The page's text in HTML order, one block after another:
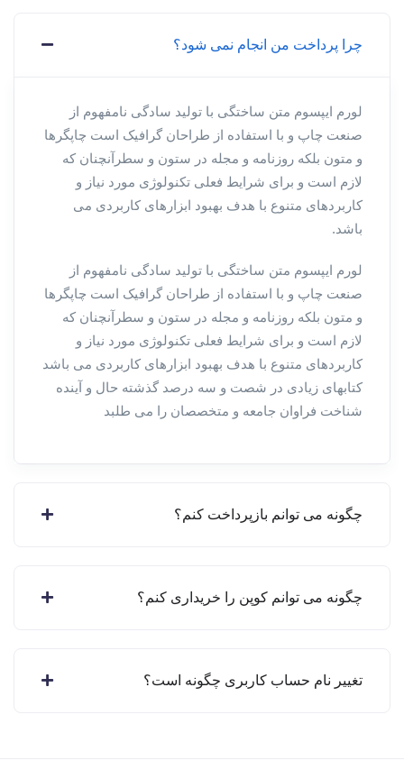
چرا پرداخت من انجام نمی شود؟
لورم ایپسوم متن ساختگی با تولید سادگی نامفهوم از
صنعت چاپ و با استفاده از طراحان گرافیک است چاپگرها
و متون بلکه روزنامه و مجله در ستون و سطرآنچنان که
لازم است و برای شرایط فعلی تکنولوژی مورد نیاز و
کاربردهای متنوع با هدف بهبود ابزارهای کاربردی می
باشد.
لورم ایپسوم متن ساختگی با تولید سادگی نامفهوم از
صنعت چاپ و با استفاده از طراحان گرافیک است چاپگرها
و متون بلکه روزنامه و مجله در ستون و سطرآنچنان که
لازم است و برای شرایط فعلی تکنولوژی مورد نیاز و
کاربردهای متنوع با هدف بهبود ابزارهای کاربردی می باشد
کتابهای زیادی در شصت و سه درصد گذشته حال و آینده
شناخت فراوان جامعه و متخصصان را می طلبد
چگونه می توانم بازپرداخت کنم؟
چگونه می توانم کوپن را خریداری کنم؟
تغییر نام حساب کاربری چگونه است؟